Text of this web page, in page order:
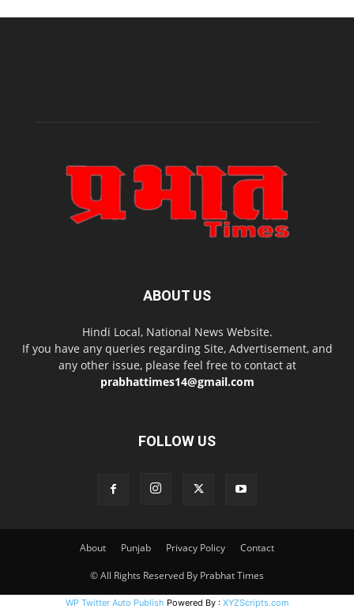
ABOUT US
Hindi Local, National News Website.
If you have any queries regarding Site, Advertisement, and
any other issue, please feel free to contact at
prabhattimes14@gmail.com
FOLLOW US
About Punjab Privacy Policy Contact
© All Rights Reserved By Prabhat Times
WP Twitter Auto Publish Powered By : XYZScripts.com